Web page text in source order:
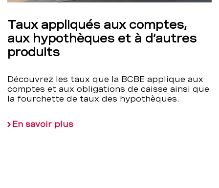
Taux appliqués aux comptes,
aux hypothèques et à d’autres
produits
Découvrez les taux que la BCBE applique aux
comptes et aux obligations de caisse ainsi que
la fourchette de taux des hypothèques.
En savoir plus